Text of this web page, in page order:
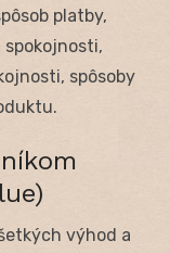
platby,
spokojnosti,
spôsoby
výhod a